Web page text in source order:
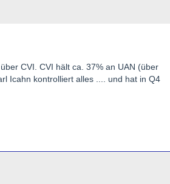
CVI. CVI hält ca. 37% an UAN (über
Icahn kontrolliert alles .... und hat in Q4